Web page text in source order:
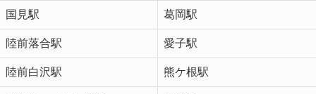
国見駅 葛岡駅
陸前落合駅 愛子駅
陸前白沢駅 熊ケ根駅